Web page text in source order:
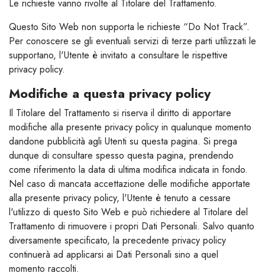
Le richieste vanno rivolte al Titolare del Trattamento.
Questo Sito Web non supporta le richieste “Do Not Track”.
Per conoscere se gli eventuali servizi di terze parti utilizzati le
supportano, l'Utente è invitato a consultare le rispettive
privacy policy.
Modifiche a questa privacy policy
Il Titolare del Trattamento si riserva il diritto di apportare
modifiche alla presente privacy policy in qualunque momento
dandone pubblicità agli Utenti su questa pagina. Si prega
dunque di consultare spesso questa pagina, prendendo
come riferimento la data di ultima modifica indicata in fondo.
Nel caso di mancata accettazione delle modifiche apportate
alla presente privacy policy, l'Utente è tenuto a cessare
l'utilizzo di questo Sito Web e può richiedere al Titolare del
Trattamento di rimuovere i propri Dati Personali. Salvo quanto
diversamente specificato, la precedente privacy policy
continuerà ad applicarsi ai Dati Personali sino a quel
momento raccolti.